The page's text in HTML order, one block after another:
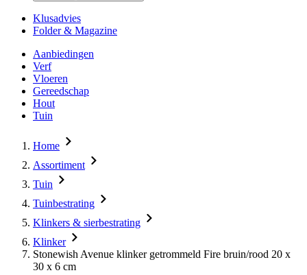
Klusadvies
Folder & Magazine
Aanbiedingen
Verf
Vloeren
Gereedschap
Hout
Tuin
Home
Assortiment
Tuin
Tuinbestrating
Klinkers & sierbestrating
Klinker
Stonewish Avenue klinker getrommeld Fire bruin/rood 20 x
30 x 6 cm